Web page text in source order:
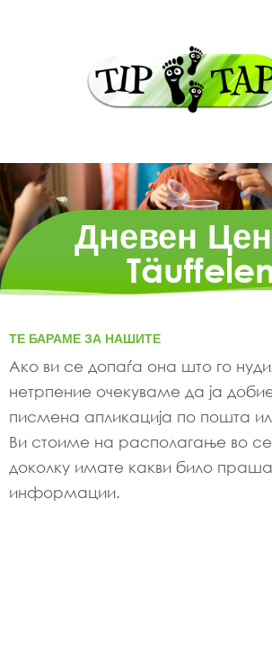
Дневен
ТЕ БАРАМЕ ЗА НАШИТЕ
Ако ви се допаѓа она што го
нетрпение очекуваме да ја
писмена апликација по пошта
Ви стоиме на располагање во
доколку имате какви било
информации.